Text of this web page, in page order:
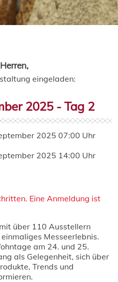
eingeladen:
2025 - Tag 2
2025 07:00 Uhr
2025 14:00 Uhr
Eine Anmeldung ist
über 110 Ausstellern
Messeerlebnis.
am 24. und 25.
als Gelegenheit, sich über
Trends und